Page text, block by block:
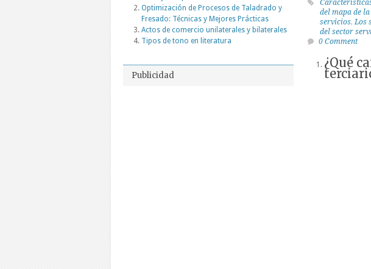
del mapa de
servicios,Los
del sector
0 Comment
¿Qué
Optimización de Procesos de Taladrado y
Fresado: Técnicas y Mejores Prácticas
Actos de comercio unilaterales y bilaterales
Tipos de tono en literatura
Publicidad